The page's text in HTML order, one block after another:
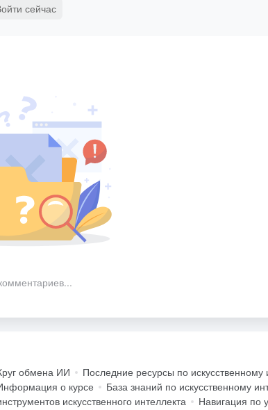
сейчас
обмена ИИ
Последние ресурсы по искусственному
о курсе
База знаний по искусственному
искусственного интеллекта
Навигация по